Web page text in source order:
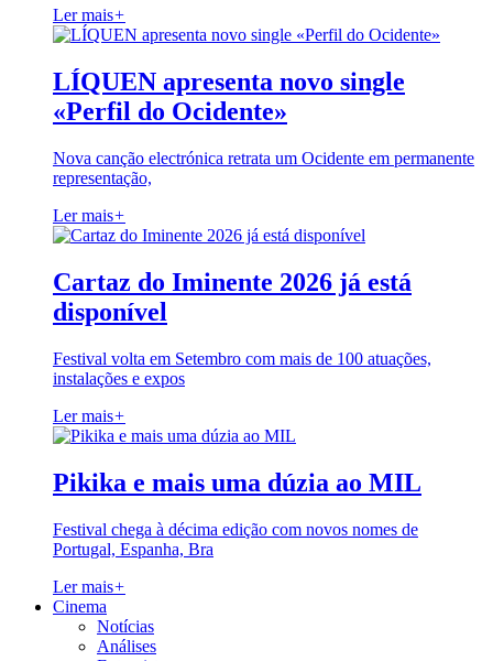
Ler mais+
LÍQUEN apresenta novo single
«Perfil do Ocidente»
Nova canção electrónica retrata um Ocidente em permanente
representação,
Ler mais+
Cartaz do Iminente 2026 já está
disponível
Festival volta em Setembro com mais de 100 atuações,
instalações e expos
Ler mais+
Pikika e mais uma dúzia ao MIL
Festival chega à décima edição com novos nomes de
Portugal, Espanha, Bra
Ler mais+
Cinema
Notícias
Análises